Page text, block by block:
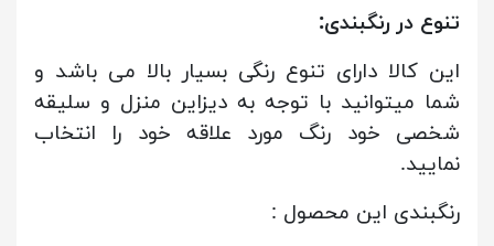
تنوع در رنگبندی:
این کالا دارای تنوع رنگی بسیار بالا می باشد و
شما میتوانید با توجه به دیزاین منزل و سلیقه
شخصی خود رنگ مورد علاقه خود را انتخاب
نمایید.
رنگبندی این محصول :